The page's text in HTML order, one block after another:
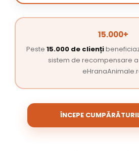
15.000+
Peste 15.000 de clienți
sistem de recompensare
ÎNCEPE